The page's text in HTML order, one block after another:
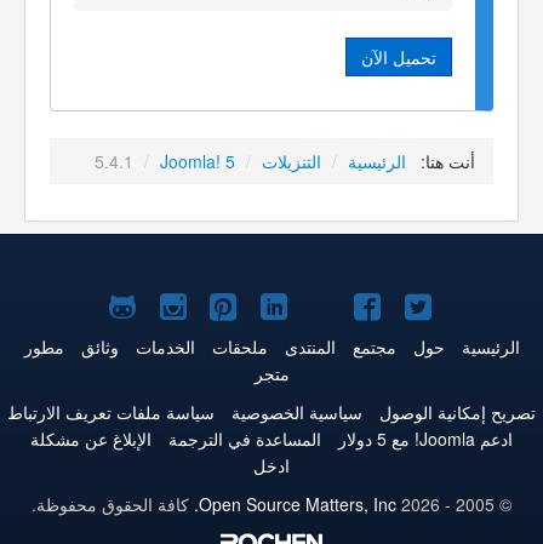
تحميل الآن
أنت هنا: الرئيسية / التنزيلات /
Joomla! 5
/
5.4.1
على
Joomla!
على
بوك
Joomla!
على
يوتيوب
Joomla!
على
LinkedIn
Joomla!
علىعلى علىGitHub
الرئيسية حول مجتمع المنتدى ملحقات الخدمات وثائق
مطور
متجر
تصريح إمكانية الوصول
سياسية الخصوصية
سياسة ملفات تعريف الارتباط
ادعم Joomla! مع 5 دولار
المساعدة في الترجمة
الإبلاغ عن مشكلة
ادخل
© 2005 - 2026
Open Source Matters, Inc. كافة الحقوق محفوظة.